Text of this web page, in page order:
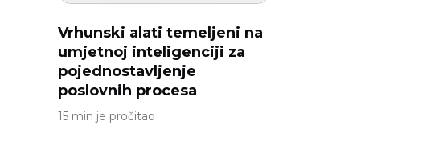
Vrhunski alati temeljeni na
umjetnoj inteligenciji za
pojednostavljenje
poslovnih procesa
15 min je pročitao